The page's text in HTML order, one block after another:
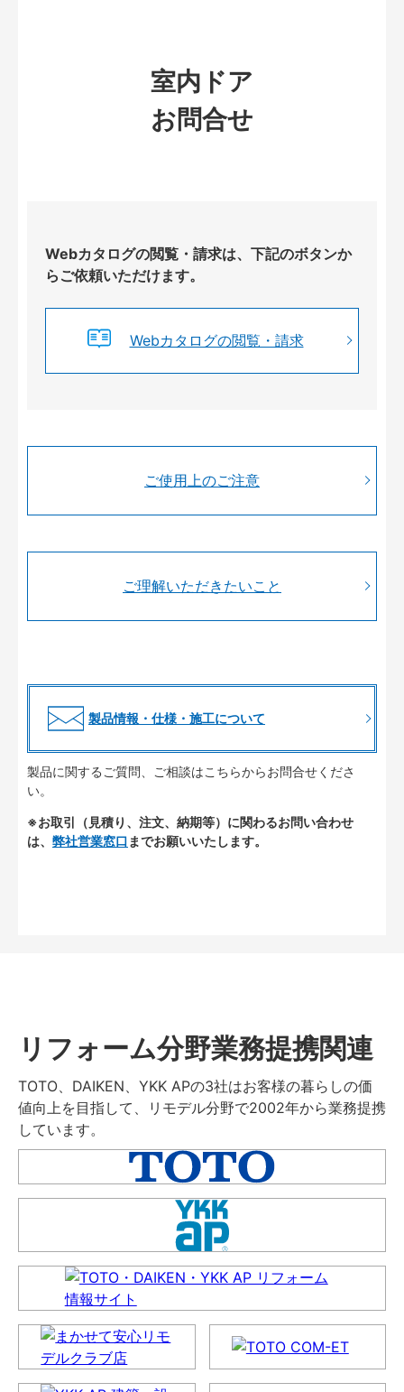
室内ドア
お問合せ
Webカタログの閲覧・請求は、下記のボタンか
らご依頼いただけます。
Webカタログの閲覧・請求
ご使用上のご注意
ご理解いただきたいこと
製品情報・仕様・施工について
製品に関するご質問、ご相談はこちらからお問合せくださ
い。
※お取引（見積り、注文、納期等）に関わるお問い合わせ
は、 弊社営業窓口 までお願いいたします。
リフォーム分野業務提携関連
TOTO、DAIKEN、YKK APの3社はお客様の暮らしの価
値向上を目指して、リモデル分野で2002年から業務提携
しています。